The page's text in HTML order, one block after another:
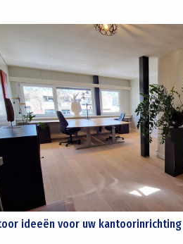
ideeën voor uw kantoorinrichting